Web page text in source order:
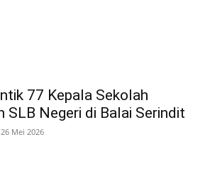
77 Kepala Sekolah
SLB Negeri di Balai Serindit
Mei 2026